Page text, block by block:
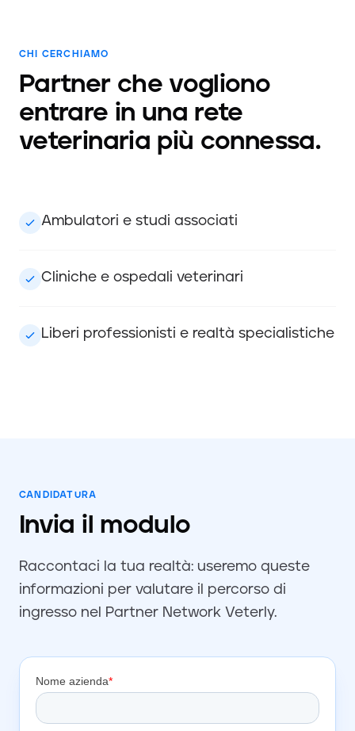
CHI CERCHIAMO
Partner che vogliono
entrare in una rete
veterinaria più connessa.
Ambulatori e studi associati
Cliniche e ospedali veterinari
Liberi professionisti e realtà specialistiche
CANDIDATURA
Invia il modulo
Raccontaci la tua realtà: useremo queste
informazioni per valutare il percorso di
ingresso nel Partner Network Veterly.